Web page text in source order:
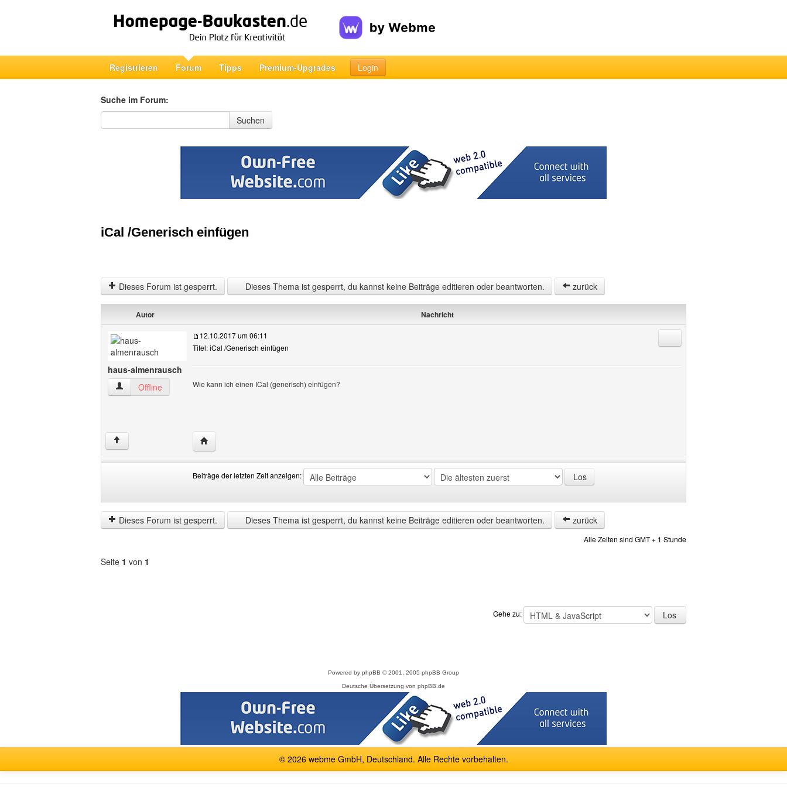
Registrieren Forum Tipps Premium-Upgrades Login
Suche im Forum:
Suche im Forum
Suchen
iCal /Generisch einfügen
Dieses Forum ist gesperrt. Dieses Thema ist gesperrt, du kannst keine Beiträge editieren oder beantworten. zurück
Autor Nachricht
haus-almenrausch
haus-almenrausch Benutzer-Profile anzeigen
Offline
12.10.2017 um 06:11
Titel: iCal /Generisch einfügen
Wie kann ich einen ICal (generisch) einfügen?
↑ Website dieses Benutzers besuchen: haus-almenrausch
Beiträge der letzten Zeit anzeigen:
der
letzten
Zeit
by
Dieses Forum ist gesperrt.
Dieses Thema ist gesperrt, du kannst keine Beiträge editieren oder beantworten. zurück
Alle Zeiten sind GMT + 1 Stunde
Seite 1 von 1
Gehe zu:
Powered by phpBB © 2001, 2005 phpBB Group
Deutsche Übersetzung von phpBB.de
© 2026 webme GmbH, Deutschland. Alle Rechte vorbehalten.